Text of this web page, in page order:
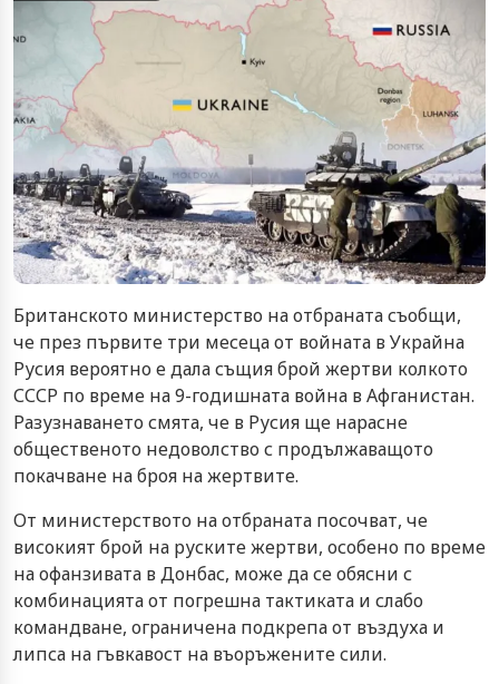
Британското министерство на отбраната съобщи,
че през първите три месеца от войната в Украйна
Русия вероятно е дала същия брой жертви колкото
СССР по време на 9-годишната война в Афганистан.
Разузнаването смята, че в Русия ще нарасне
общественото недоволство с продължаващото
покачване на броя на жертвите.
От министерството на отбраната посочват, че
високият брой на руските жертви, особено по време
на офанзивата в Донбас, може да се обясни с
комбинацията от погрешна тактиката и слабо
командване, ограничена подкрепа от въздуха и
липса на гъвкавост на въоръжените сили.